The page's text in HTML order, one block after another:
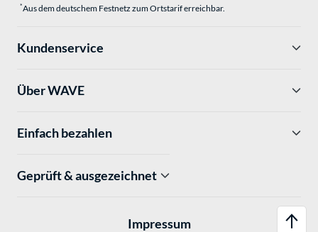
*Aus dem deutschem Festnetz zum Ortstarif erreichbar.
Kundenservice
Über WAVE
Einfach bezahlen
Geprüft & ausgezeichnet
Impressum